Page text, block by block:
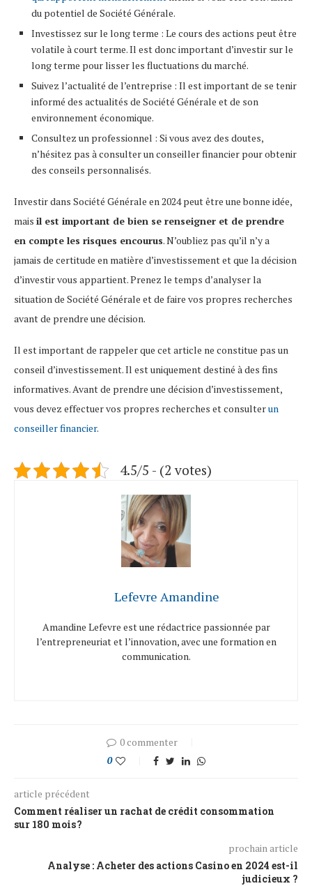
du potentiel de Société Générale.
Investissez sur le long terme : Le cours des actions peut être
volatile à court terme. Il est donc important d’investir sur le
long terme pour lisser les fluctuations du marché.
Suivez l’actualité de l’entreprise : Il est important de se tenir
informé des actualités de Société Générale et de son
environnement économique.
Consultez un professionnel : Si vous avez des doutes,
n’hésitez pas à consulter un conseiller financier pour obtenir
des conseils personnalisés.
Investir dans Société Générale en 2024 peut être une bonne idée,
mais il est important de bien se renseigner et de prendre
en compte les risques encourus. N’oubliez pas qu’il n’y a
jamais de certitude en matière d’investissement et que la décision
d’investir vous appartient. Prenez le temps d’analyser la
situation de Société Générale et de faire vos propres recherches
avant de prendre une décision.
Il est important de rappeler que cet article ne constitue pas un
conseil d’investissement. Il est uniquement destiné à des fins
informatives. Avant de prendre une décision d’investissement,
vous devez effectuer vos propres recherches et consulterun
conseiller financier.
4.5/5 - (2 votes)
Lefevre Amandine
Amandine Lefevre est une rédactrice passionnée par
l’entrepreneuriat et l’innovation, avec une formation en
communication.
0 commenter
0
article précédent
Comment réaliser un rachat de crédit consommation
sur 180 mois ?
prochain article
Analyse : Acheter des actions Casino en 2024 est-il
judicieux ?